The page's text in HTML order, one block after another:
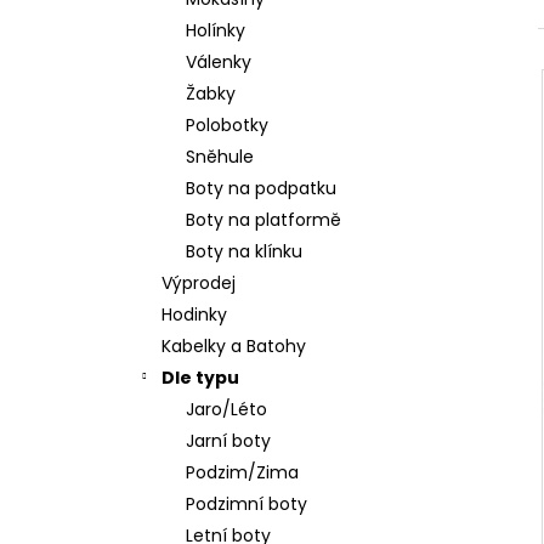
Holínky
Válenky
Žabky
Polobotky
Sněhule
Boty na podpatku
Boty na platformě
Boty na klínku
Výprodej
Hodinky
Kabelky a Batohy
Dle typu
Jaro/Léto
Jarní boty
Podzim/Zima
Podzimní boty
Letní boty
HNĚDÉ KOŽENÉ ZDRAVOTNÍ PANTOFLE
EMMA SHOES
1 199 Kč